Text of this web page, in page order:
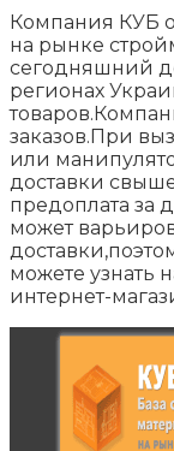
Компания КУБ
на рынке
сегодняшний
регионах
заказов.При
или
доставки
предоплата за
может
можете узнать
интернет-